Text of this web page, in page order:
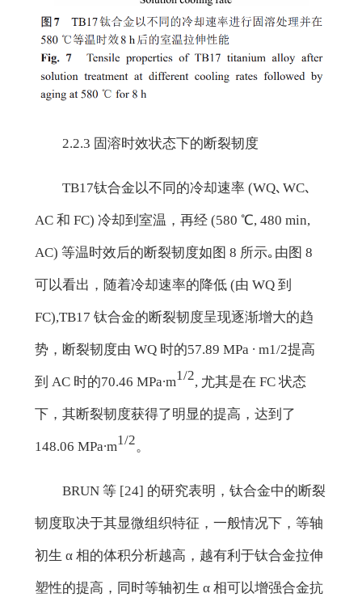
2.2.3 固溶时效状态下的断裂韧度
TB17钛合金以不同的冷却速率 (WQ､WC､
AC 和 FC) 冷却到室温，再经 (580 ℃, 480 min,
AC) 等温时效后的断裂韧度如图 8 所示｡由图 8
可以看出，随着冷却速率的降低 (由 WQ 到
FC),TB17 钛合金的断裂韧度呈现逐渐增大的趋
势，断裂韧度由 WQ 时的57.89 MPa ∙ m1/2提高
到 AC 时的70.46 MPa∙m1/2, 尤其是在 FC 状态
下，其断裂韧度获得了明显的提高，达到了
148.06 MPa∙m1/2。
BRUN 等 [24] 的研究表明，钛合金中的断裂
韧度取决于其显微组织特征，一般情况下，等轴
初生 α 相的体积分析越高，越有利于钛合金拉伸
塑性的提高，同时等轴初生 α 相可以增强合金抗